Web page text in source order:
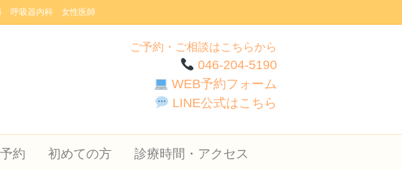
呼吸器内科 女性医師
ご予約・ご相談はこちらから
046-204-5190
WEB予約フォーム
LINE公式はこちら
約 初めての方 診療時間・アクセス